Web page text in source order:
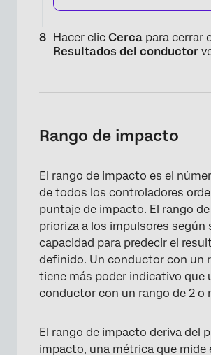
Hacer clic Cerca para cerrar
Resultados del conductor
Rango de impacto
El rango de impacto es el
de todos los controladores
puntaje de impacto. El rango
prioriza a los impulsores según
capacidad para predecir el
definido. Un conductor con un
tiene más poder indicativo que
conductor con un rango de 2 o
El rango de impacto deriva del
impacto, una métrica que mide